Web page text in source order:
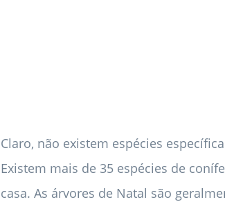
Claro, não existem espécies
Existem mais de 35 espécies de
casa. As árvores de Natal são